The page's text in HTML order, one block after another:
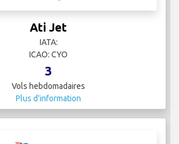
Ati Jet
IATA:
ICAO: CYO
3
Vols hebdomadaires
Plus d'information